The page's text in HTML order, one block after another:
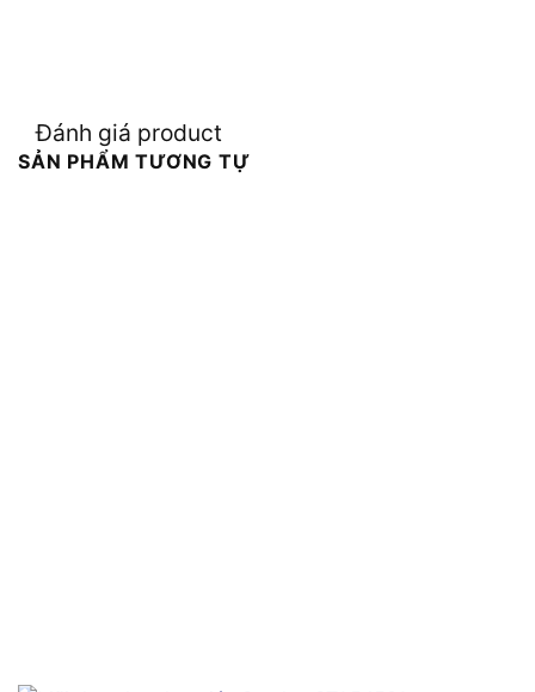
Đánh giá product
SẢN PHẨM TƯƠNG TỰ